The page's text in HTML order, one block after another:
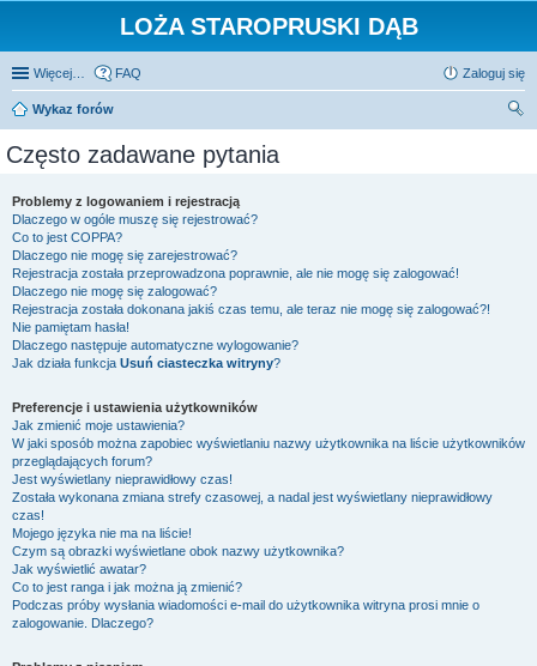
LOŻA STAROPRUSKI DĄB
Więcej… FAQ Zaloguj się
Wykaz forów
Często zadawane pytania
Problemy z logowaniem i rejestracją
Dlaczego w ogóle muszę się rejestrować?
Co to jest COPPA?
Dlaczego nie mogę się zarejestrować?
Rejestracja została przeprowadzona poprawnie, ale nie mogę się zalogować!
Dlaczego nie mogę się zalogować?
Rejestracja została dokonana jakiś czas temu, ale teraz nie mogę się zalogować?!
Nie pamiętam hasła!
Dlaczego następuje automatyczne wylogowanie?
Jak działa funkcja Usuń ciasteczka witryny?
Preferencje i ustawienia użytkowników
Jak zmienić moje ustawienia?
W jaki sposób można zapobiec wyświetlaniu nazwy użytkownika na liście użytkowników
przeglądających forum?
Jest wyświetlany nieprawidłowy czas!
Została wykonana zmiana strefy czasowej, a nadal jest wyświetlany nieprawidłowy
czas!
Mojego języka nie ma na liście!
Czym są obrazki wyświetlane obok nazwy użytkownika?
Jak wyświetlić awatar?
Co to jest ranga i jak można ją zmienić?
Podczas próby wysłania wiadomości e-mail do użytkownika witryna prosi mnie o
zalogowanie. Dlaczego?